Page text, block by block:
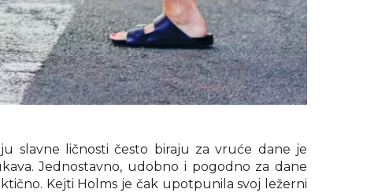
slavne ličnosti često biraju za vruće dane je
Jednostavno, udobno i pogodno za dane
Kejti Holms je čak upotpunila svoj ležerni